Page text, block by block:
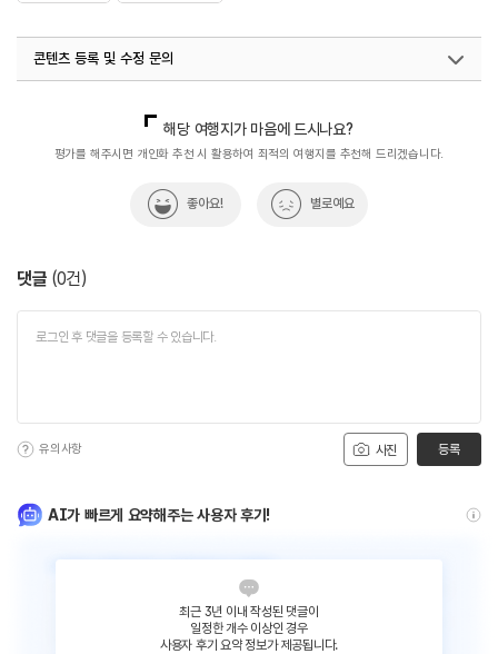
콘텐츠 등록 및 수정 문의
해당 여행지가 마음에 드시나요?
평가를 해주시면 개인화 추천 시 활용하여 최적의 여행지를 추천해 드리겠습니다.
좋아요! 별로예요
댓글 (0건)
사진
유의사항 등록
AI가 빠르게 요약해주는 사용자 후기!
최근 3년 이내 작성된 댓글이
일정한 개수 이상인 경우
사용자 후기 요약 정보가 제공됩니다.